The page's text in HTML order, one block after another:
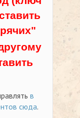
в
сюда.